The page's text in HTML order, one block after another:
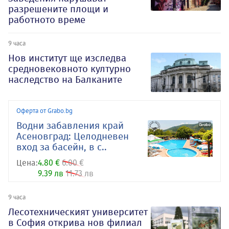
разрешените площи и
работното време
9 часа
Нов институт ще изследва
средновековното културно
наследство на Балканите
Оферта от Grabo.bg
Водни забавления край
Асеновград: Целодневен
вход за басейн, в с..
Цена:4.80 € 6.00 €
9.39 лв 11.73 лв
9 часа
Лесотехническият университет
в София открива нов филиал